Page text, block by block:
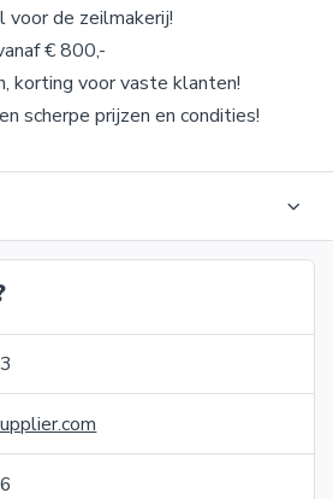
voor de zeilmakerij!
€ 800,-
korting voor vaste klanten!
scherpe prijzen en condities!